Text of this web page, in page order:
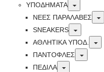
ΥΠΟΔΗΜΑΤΑ
Toggle
ΝΕΕΣ ΠΑΡΑΛΑΒΕΣ
SNEAKERS
Toggle
ΑΘΛΗΤΙΚΑ ΥΠΟΔ.
ΠΑΝΤΟΦΛΕΣ
Toggle
ΠΕΔΙΛΑ
Toggle